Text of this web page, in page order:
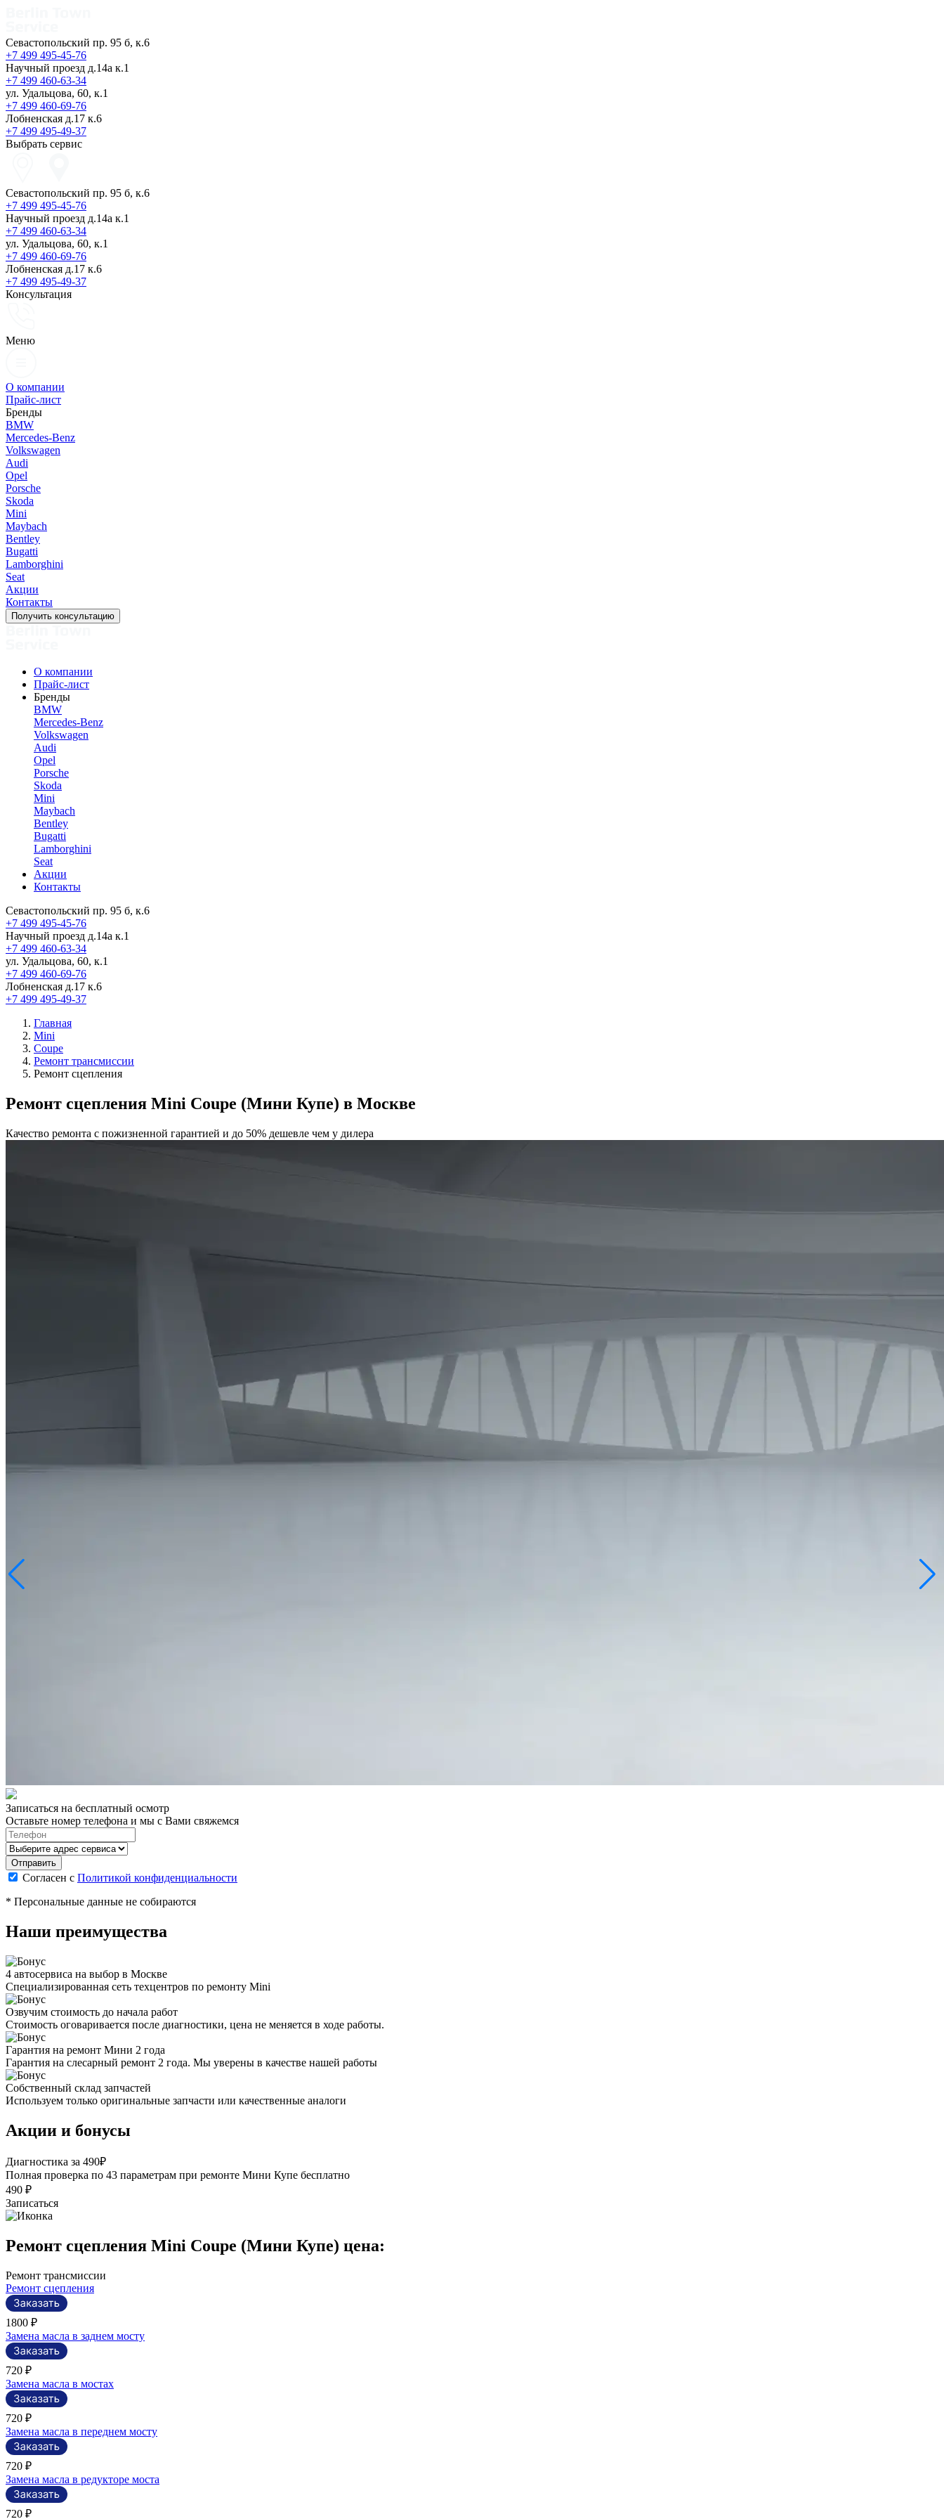
Севастопольский пр. 95 б, к.6
+7 499 495-45-76
Научный проезд д.14а к.1
+7 499 460-63-34
ул. Удальцова, 60, к.1
+7 499 460-69-76
Лобненская д.17 к.6
+7 499 495-49-37
Выбрать сервис
Севастопольский пр. 95 б, к.6
+7 499 495-45-76
Научный проезд д.14а к.1
+7 499 460-63-34
ул. Удальцова, 60, к.1
+7 499 460-69-76
Лобненская д.17 к.6
+7 499 495-49-37
Консультация
Меню
О компании
Прайс-лист
Бренды
BMW
Mercedes-Benz
Volkswagen
Audi
Opel
Porsche
Skoda
Mini
Maybach
Bentley
Bugatti
Lamborghini
Seat
Акции
Контакты
Получить консультацию
О компании
Прайс-лист
Бренды
BMW
Mercedes-Benz
Volkswagen
Audi
Opel
Porsche
Skoda
Mini
Maybach
Bentley
Bugatti
Lamborghini
Seat
Акции
Контакты
Севастопольский пр. 95 б, к.6
+7 499 495-45-76
Научный проезд д.14а к.1
+7 499 460-63-34
ул. Удальцова, 60, к.1
+7 499 460-69-76
Лобненская д.17 к.6
+7 499 495-49-37
Главная
Mini
Coupe
Ремонт трансмиссии
Ремонт сцепления
Ремонт сцепления Mini Coupe (Мини Купе) в Москве
Качество ремонта с пожизненной гарантией и до 50% дешевле чем у дилера
Записаться на бесплатный осмотр
Оставьте номер телефона и мы с Вами свяжемся
Согласен с Политикой конфиденциальности
* Персональные данные не собираются
Наши преимущества
4 автосервиса на выбор в Москве
Специализированная сеть техцентров по ремонту Mini
Озвучим стоимость до начала работ
Стоимость оговаривается после диагностики, цена не меняется в ходе работы.
Гарантия на ремонт Мини 2 года
Гарантия на слесарный ремонт 2 года. Мы уверены в качестве нашей работы
Собственный склад запчастей
Используем только оригинальные запчасти или качественные аналоги
Акции и бонусы
Диагностика за 490₽
Полная проверка по 43 параметрам при ремонте Мини Купе бесплатно
490 ₽
Записаться
Ремонт сцепления Mini Coupe (Мини Купе) цена:
Ремонт трансмиссии
Ремонт сцепления
1800 ₽
Замена масла в заднем мосту
720 ₽
Замена масла в мостах
720 ₽
Замена масла в переднем мосту
720 ₽
Замена масла в редукторе моста
720 ₽